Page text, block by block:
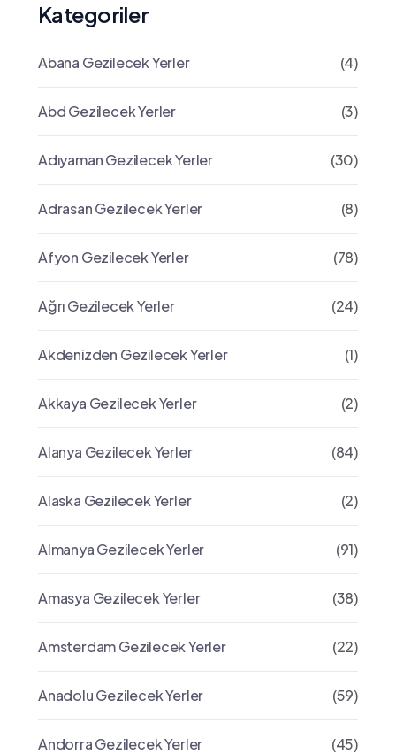
Kategoriler
Abana Gezilecek Yerler (4)
Abd Gezilecek Yerler (3)
Adıyaman Gezilecek Yerler (30)
Adrasan Gezilecek Yerler (8)
Afyon Gezilecek Yerler (78)
Ağrı Gezilecek Yerler (24)
Akdenizden Gezilecek Yerler (1)
Akkaya Gezilecek Yerler (2)
Alanya Gezilecek Yerler (84)
Alaska Gezilecek Yerler (2)
Almanya Gezilecek Yerler (91)
Amasya Gezilecek Yerler (38)
Amsterdam Gezilecek Yerler (22)
Anadolu Gezilecek Yerler (59)
Andorra Gezilecek Yerler (45)